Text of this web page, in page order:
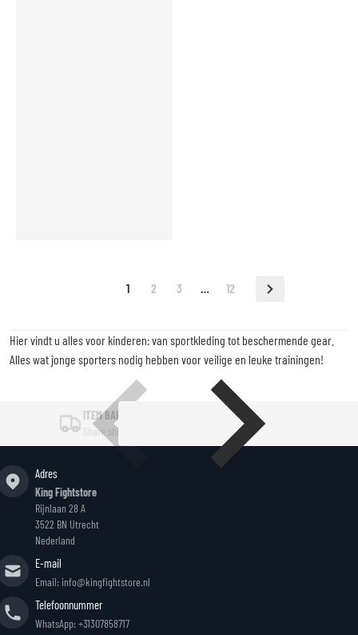
1 2 3 … 12
Hier vindt u alles voor kinderen: van sportkleding tot beschermende gear.
Alles wat jonge sporters nodig hebben voor veilige en leuke trainingen!
ITEM BAR TITLE
Share shipping, delivery, policy information.
Adres
King Fightstore
Rijnlaan 28 A
3522 BN Utrecht
Nederland
E-mail
Email: info@kingfightstore.nl
Telefoonnummer
WhatsApp: +31307858717